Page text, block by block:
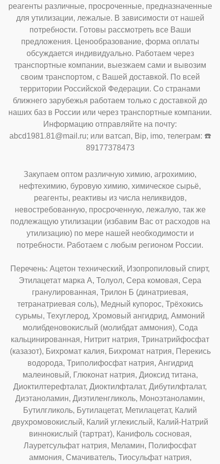
реагенты различные, просроченные, предназначенные
для утилизации, лежалые. В зависимости от нашей
потребности. Готовы рассмотреть все Ваши
предложения. Ценообразование, форма оплаты
обсуждается индивидуально. Работаем через
транспортные компании, выезжаем сами и вывозим
своим транспортом, с Вашей доставкой. По всей
территории Российской Федерации. Со странами
ближнего зарубежья работаем только с доставкой до
наших баз в России или через транспортные компании.
Информацию отправляйте на почту:
abcd1981.81@mail.ru; или ватсап, Bip, imo, телеграм: ☎️
89177378473
Закупаем оптом различную химию, агрохимию,
нефтехимию, буровую химию, химическое сырьё,
реагенты, реактивы из числа неликвидов,
невостребованную, просроченную, лежалую, так же
подлежащую утилизации (избавим Вас от расходов на
утилизацию) по мере нашей необходимости и
потребности. Работаем с любым регионом России.
Перечень: Ацетон технический, Изопропиловый спирт,
Этилацетат марка А, Толуол, Сера комовая, Сера
гранулированная, Трилон Б (динатриевая,
тетранатриевая соль), Медный купорос, Трёхокись
сурьмы, Техуглерод, Хромовый ангидрид, Аммоний
молибденовокислый (молибдат аммония), Сода
кальцинированная, Нитрит натрия, Тринатрийфосфат
(казазот), Бихромат калия, Бихромат натрия, Перекись
водорода, Триполифосфат натрия, Ангидрид
малеиновый, Глюконат натрия, Диоксид титана,
Диоктилтерефталат, Диоктилфталат, Дибутилфталат,
Диэтаноламин, Диэтиленгликоль, Моноэтаноламин,
Бутилгликоль, Бутилацетат, Метилацетат, Калий
двухромовокислый, Калий углекислый, Калий-Натрий
виннокислый (тартрат), Канифоль сосновая,
Лауретсульфат натрия, Меламин, Полифосфат
аммония, Смачиватель, Тиосульфат натрия,